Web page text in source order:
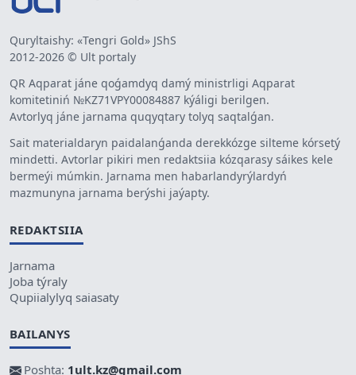
Quryltaishy: «Tengri Gold» JShS
2012-2026 © Ult portaly
QR Aqparat jáne qoǵamdyq damý ministrligi Aqparat
komitetiniń №KZ71VPY00084887 kýáligi berilgen.
Avtorlyq jáne jarnama quqyqtary tolyq saqtalǵan.
Sait materialdaryn paidalanǵanda derekkózge silteme kórsetý
mindetti. Avtorlar pikiri men redaktsiia kózqarasy sáikes kele
bermeýi múmkin. Jarnama men habarlandyrýlardyń
mazmunyna jarnama berýshi jaýapty.
REDAKTSIIA
Jarnama
Joba týraly
Qupiialylyq saiasaty
BAILANYS
Poshta: 1ult.kz@gmail.com